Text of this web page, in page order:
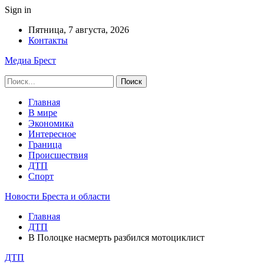
Sign in
Пятница, 7 августа, 2026
Контакты
Медиа Брест
Главная
В мире
Экономика
Интересное
Граница
Происшествия
ДТП
Спорт
Новости Бреста и области
Главная
ДТП
В Полоцке насмерть разбился мотоциклист
ДТП